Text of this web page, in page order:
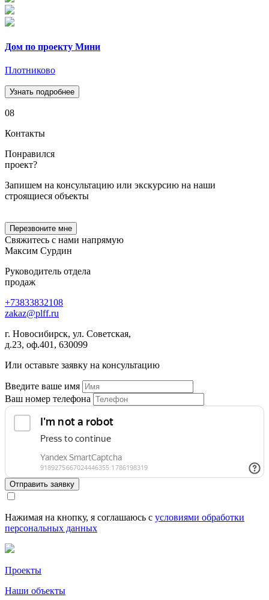
Дом по проекту Мини
Плотниково
Узнать подробнее
08
Контакты
Понравился
проект?
Запишем на консультацию или экскурсию на наши
строящиеся объекты
Перезвоните мне
Свяжитесь с нами напрямую
Максим Сурдин
Руководитель отдела
продаж
+73833832108
zakaz@plff.ru
г. Новосибирск, ул. Советская,
д.23, оф.401, 630099
Или оставьте заявку на консультацию
Введите ваше имя
Ваш номер телефона
Отправить заявку
Нажимая на кнопку, я соглашаюсь с условиями обработки
персональных данных
Проекты
Наши объекты